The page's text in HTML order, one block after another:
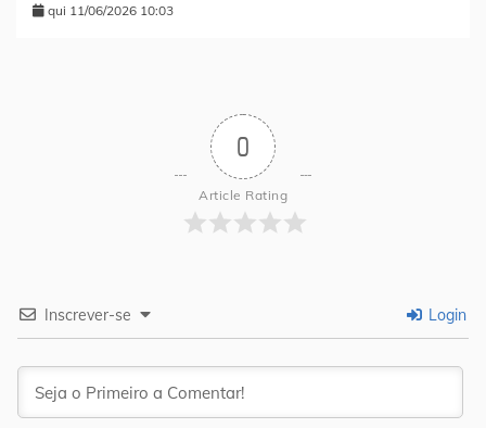
qui 11/06/2026 10:03
0
Article Rating
Inscrever-se Login